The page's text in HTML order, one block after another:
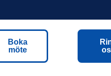
Boka
möte